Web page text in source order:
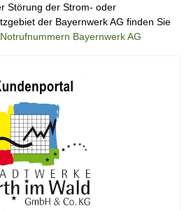
Störung der Strom- oder
der Bayernwerk AG finden Sie
Notrufnummern Bayernwerk AG